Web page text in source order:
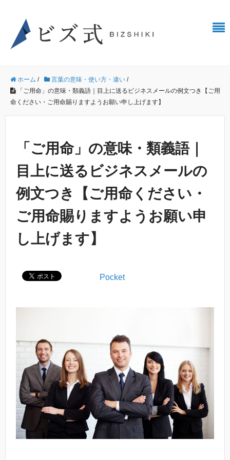
ホーム / 言葉の意味・使い方・違い /
「ご用命」の意味・類義語｜目上に送るビジネスメールの例文つき【ご用
命ください・ご用命賜りますようお願い申し上げます】
「ご用命」の意味・類義語｜
目上に送るビジネスメールの
例文つき【ご用命ください・
ご用命賜りますようお願い申
し上げます】
Pocket